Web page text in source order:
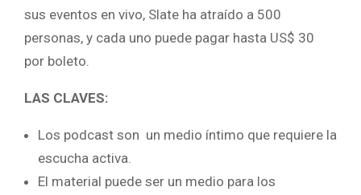
sus eventos en vivo, Slate ha atraído a 500
personas, y cada uno puede pagar hasta US$ 30
por boleto.
LAS CLAVES:
Los podcast son un medio íntimo que requiere la
escucha activa.
El material puede ser un medio para los